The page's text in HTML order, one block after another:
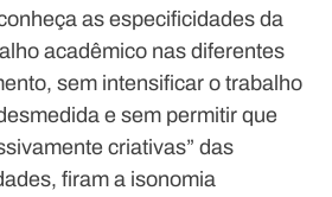
as especificidades da
acadêmico nas diferentes
sem intensificar o trabalho
e sem permitir que
criativas” das
firam a isonomia